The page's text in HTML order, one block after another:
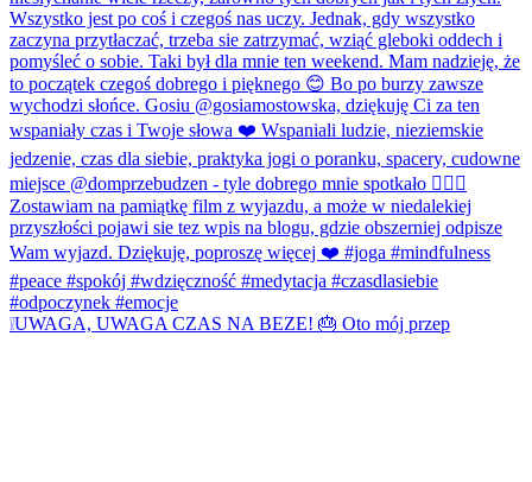
❕UWAGA, UWAGA CZAS NA BEZE! 🎂 Oto mój przep